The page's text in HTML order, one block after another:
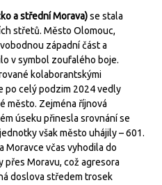
a střední Morava)se stala
střetů. Město Olomouc,
západní část a
v symbol zoufalého boje.
kolaborantskými
po celý podzim 2024 vedly
město. Zejména říjnová
úseku přinesla srovnání se
však město uhájily – 601.
Moravce včas vyhodila do
přes Moravu, což agresora
doslova středem trosek